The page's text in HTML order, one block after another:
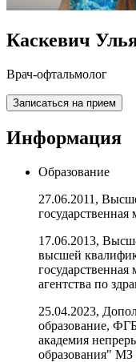
Каскевич
Врач-офтальмолог
Записаться на прием
Информация
Образование
27.06.2011,
17.06.2013,
высшей
агентства по
25.04.2023,
образование,
академия
образования"